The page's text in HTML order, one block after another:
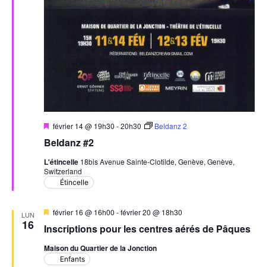
Beldanz #2
Mis
avant
février 14 @ 19h30 -20h30 Beldanz 2
L'étincelle 18bis Avenue Sainte-Clotilde, Genève, Genève,
Switzerland
Étincelle
LUN
16 Inscriptions pour les centres aérés de Pâques
Mis
avant
février 16 @ 16h00 -février 20 @ 18h30
Maison du Quartier de la Jonction
Enfants